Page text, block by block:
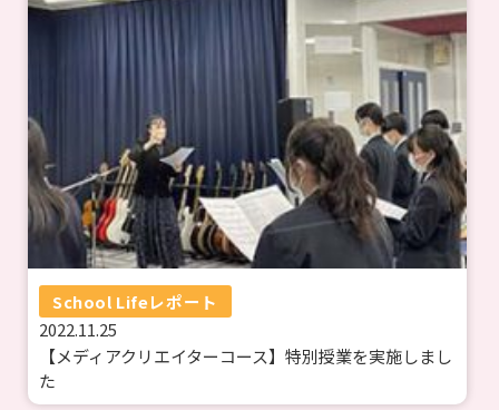
School Lifeレポート
2022.11.25
【メディアクリエイターコース】特別授業を実施しまし
た